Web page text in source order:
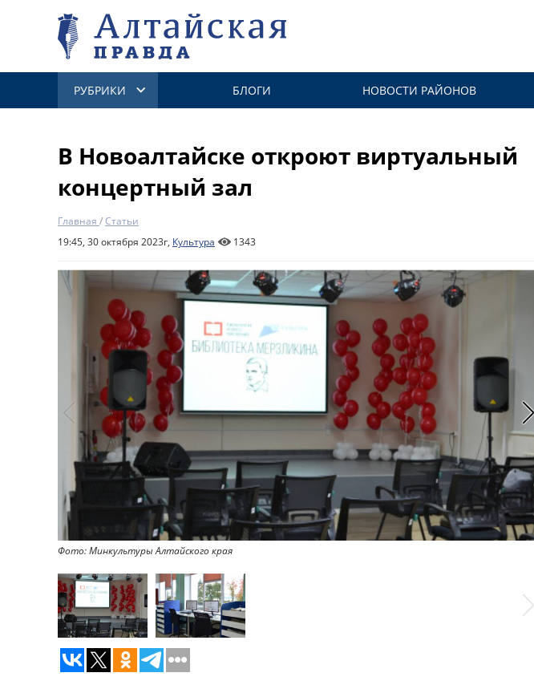
РУБРИКИ БЛОГИ НОВОСТИ РАЙОНОВ
В Новоалтайске откроют виртуальный
концертный зал
Главная /Статьи
19:45, 30 октября 2023г, Культура 1343
Фото: Минкультуры Алтайского края